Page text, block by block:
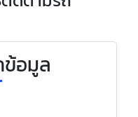
อมูล